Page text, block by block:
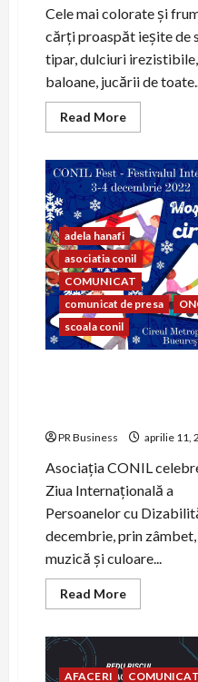
Cele mai colorate și
cărți proaspăt ieșite de
tipar, dulciuri irezistibile,
baloane, jucării de toate...
Read MoreRead
more
4
decembrie,
Circul
București
gazduiește
TARGUL
lui
MOȘ
NIC
organizat
de
Asociația
CONIL
adela hanafi
asociatia conil
COMUNICAT
comunicat de presa
scoala conil
PR Business aprilie 11,
Asociația CONIL
Ziua Internațională a
Persoanelor cu
decembrie, prin zâmbet,
muzică și culoare...
Read MoreRead
more
celebrează
Ziua
AFACERI COMUNICAT